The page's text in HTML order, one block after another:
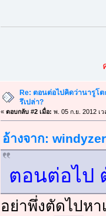
Re: ตอนต่อไปคิดว่านารูโต
รึเปล่า?
« ตอบกลับ #2 เมื่อ: พ. 05 ก.ย. 2012 เ
อ้างจาก:
ตอนต่อไป
อย่าพึ่งตัดไปหา